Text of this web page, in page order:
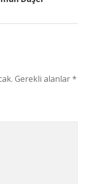
Gerekli alanlar*